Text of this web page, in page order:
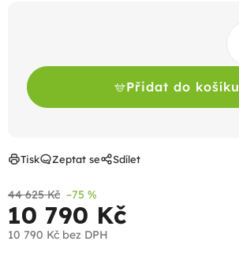
44 625 Kč –75 %
10 790 Kč
10 790 Kč bez DPH
Přidat do košíku
Tisk Zeptat se Sdílet